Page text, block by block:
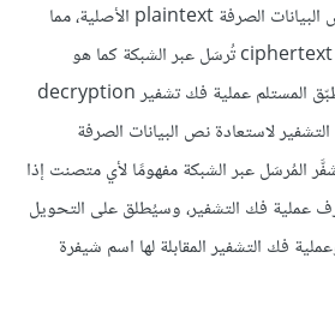
عملية تشفير على رسالة نص البيانات الصرفة plaintext الأصلية، مما
ينتج عنه رسالة نصٍ مشفَّر ciphertext تُرسَل عبر الشبكة كما هو
موضحٌ في الشكل الآتي. يطبّق المستلم عملية فك تشفير decryption
لاستعادة نص البيانات الصرفة
المُرسَل عبر الشبكة مفهومًا لأي متصنت إذا
عملية فك التشفير، وسيُطلق على التحويل
فك التشفير المقابلة لها اسم شيفرة